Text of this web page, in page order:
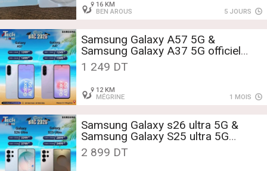
16 KM
BEN AROUS
5 JOURS
Samsung Galaxy A57 5G &
Samsung Galaxy A37 5G officiel
avec facture et garantie
1 249 DT
12 KM
MÉGRINE
1 MOIS
Samsung Galaxy s26 ultra 5G &
Samsung Galaxy S25 ultra 5G
512Gb & 256Gb avec facture et
garantie
2 899 DT